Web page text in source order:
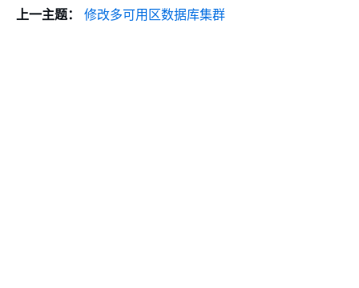
上一主题：
修改多可用区数据库集群